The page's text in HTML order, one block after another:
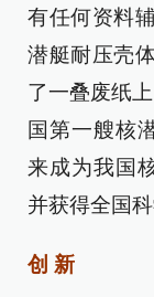
有任何资料
潜艇耐压壳
了一叠废纸
国第一艘核
来成为我国
并获得全国
创 新